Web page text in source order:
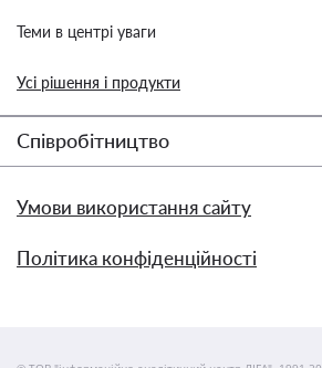
Теми в центрі уваги
Усі рішення і продукти
Співробітництво
Умови використання сайту
Політика конфіденційності